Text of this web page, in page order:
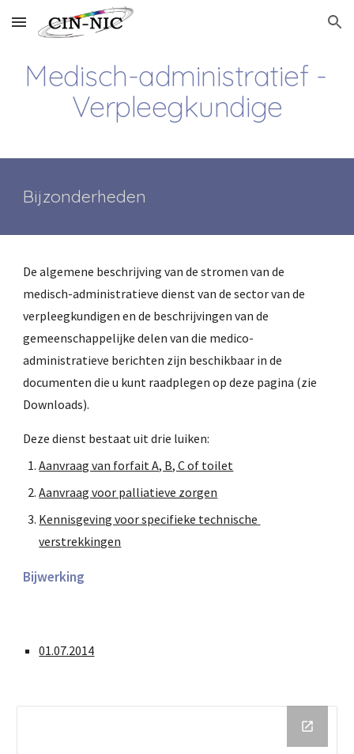
Skip to main content Skip to navigation
Medisch-administratief -
Verpleegkundige
Bijzonderheden
De algemene beschrijving van de stromen van de
medisch-administratieve dienst van de sector van de
verpleegkundigen en de beschrijvingen van de
gemeenschappelijke delen van die medico-
administratieve berichten zijn beschikbaar in de
documenten die u kunt raadplegen op deze pagina (zie
Downloads).
Deze dienst bestaat uit drie luiken:
Aanvraag van forfait A, B, C of toilet
Aanvraag voor palliatieve zorgen
Kennisgeving voor specifieke technische
verstrekkingen
Bijwerking
01.07.2014